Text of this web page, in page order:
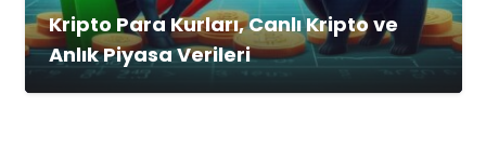
Kripto Para Kurları, Canlı Kripto ve
Anlık Piyasa Verileri